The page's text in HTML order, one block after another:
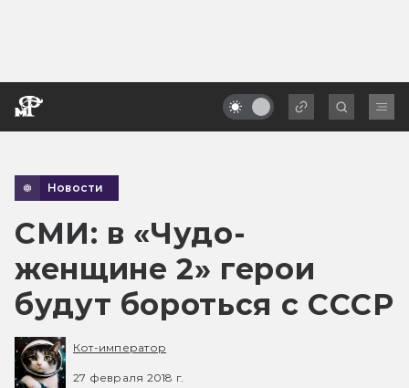
Новости
СМИ: в «Чудо-
женщине 2» герои
будут бороться с СССР
Кот-император
27 февраля 2018 г.